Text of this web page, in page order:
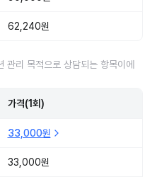
62,240원
관리 목적으로 상담되는 항목이에
가격(1회)
33,000원
33,000원